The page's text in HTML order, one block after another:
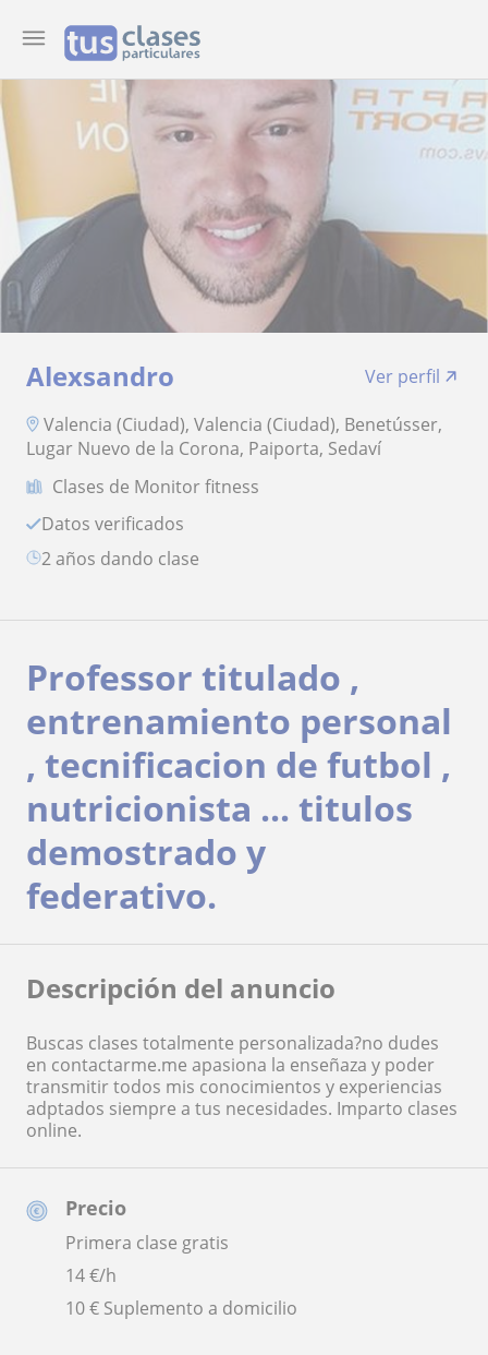
Alexsandro
Ver perfil
Valencia (Ciudad), Valencia (Ciudad), Benetússer,
Lugar Nuevo de la Corona, Paiporta, Sedaví
Clases de Monitor fitness
Datos verificados
2 años dando clase
Precio
Primera clase gratis
14€/h
10 € Suplemento a domicilio
Professor titulado ,
entrenamiento personal
, tecnificacion de futbol ,
nutricionista ... titulos
demostrado y
federativo.
Descripción del anuncio
Buscas clases totalmente personalizada?no dudes
en contactarme.me apasiona la enseñaza y poder
transmitir todos mis conocimientos y experiencias
adptados siempre a tus necesidades. Imparto clases
online.